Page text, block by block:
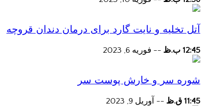
آتل تخلیه و نایت گارد برای درمان دندان قروچه
12:45 ب.ظ -- فوریه 6, 2023
شوره سر و خارش پوست سر
11:45 ق.ظ -- آوریل 9, 2023